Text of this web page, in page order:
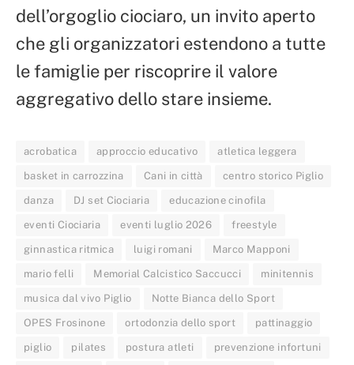
dell’orgoglio ciociaro, un invito aperto
che gli organizzatori estendono a tutte
le famiglie per riscoprire il valore
aggregativo dello stare insieme.
acrobatica approccio educativo atletica leggera
basket in carrozzina Cani in città centro storico Piglio
danza DJ set Ciociaria educazione cinofila
eventi Ciociaria eventi luglio 2026 freestyle
ginnastica ritmica luigi romani Marco Mapponi
mario felli Memorial Calcistico Saccucci minitennis
musica dal vivo Piglio Notte Bianca dello Sport
OPES Frosinone ortodonzia dello sport pattinaggio
piglio pilates postura atleti prevenzione infortuni